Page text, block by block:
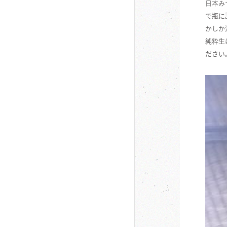
日本
で瓶
かし
純粋生
ださい